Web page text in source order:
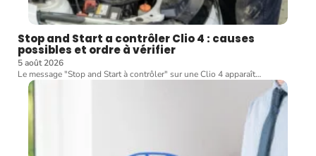
Stop and Start a contrôler Clio 4 : causes
possibles et ordre à vérifier
5 août 2026
Le message "Stop and Start à contrôler" sur une Clio 4 apparaît…